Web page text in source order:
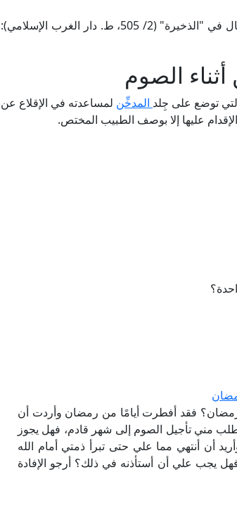
وحكى الإمامُ شهاب الدين القَرَافِي الإجماعَ على ذلك، حيث قال في "الذخيرة" (2/ 505، ط. دار الغرب الإسلامي):
الصوم
توضع على جِلد المدخِّن لمساعدته في الإقلاع عن
عليها إلا بوصف الطبيب المختص.
فقد أفطرت أيامًا من رمضان وأردت أن
تأجيل الصوم إلى شهر قادم، فهل يجوز
أن أنتهي مما علي حتى تبرأ ذمتي أمام الله
يجب علي أن أستأذنه في ذلك؟ أرجو الإفادة